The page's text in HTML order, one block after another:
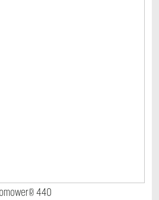
440